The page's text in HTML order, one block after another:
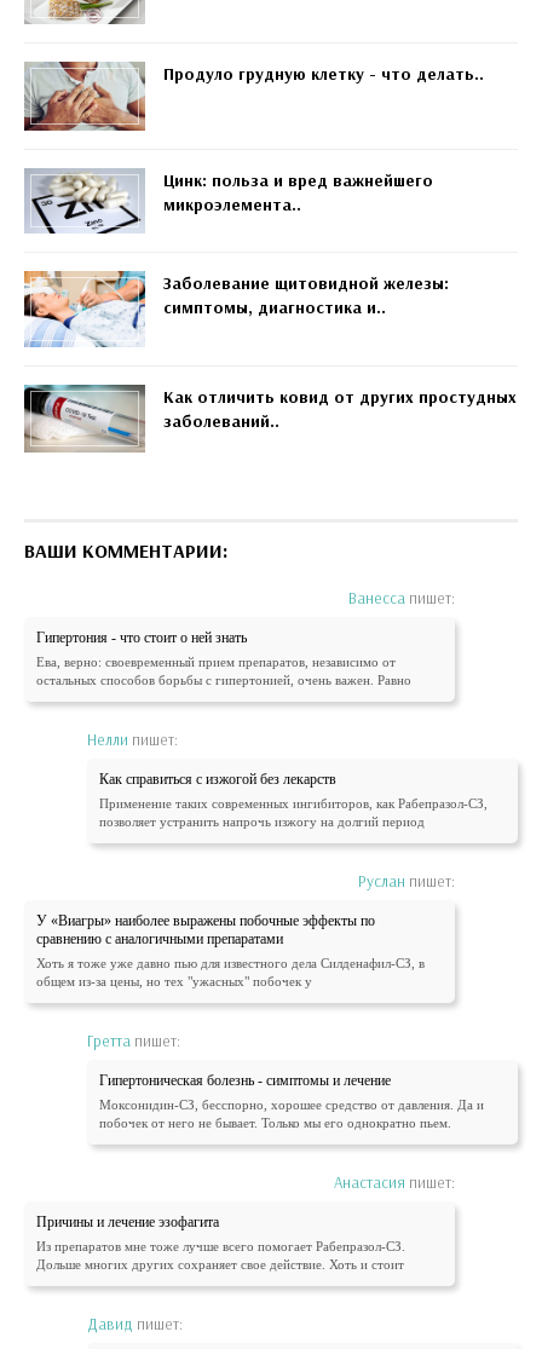
Продуло грудную клетку - что делать..
Цинк: польза и вред важнейшего
микроэлемента..
Заболевание щитовидной железы:
симптомы, диагностика и..
Как отличить ковид от других простудных
заболеваний..
ВАШИ КОММЕНТАРИИ:
Ванесса пишет:
Гипертония - что стоит о ней знать
Ева, верно: своевременный прием препаратов, независимо от
остальных способов борьбы с гипертонией, очень важен. Равно
Нелли пишет:
Как справиться с изжогой без лекарств
Применение таких современных ингибиторов, как Рабепразол-СЗ,
позволяет устранить напрочь изжогу на долгий период
Руслан пишет:
У «Виагры» наиболее выражены побочные эффекты по
сравнению с аналогичными препаратами
Хоть я тоже уже давно пью для известного дела Силденафил-СЗ, в
общем из-за цены, но тех "ужасных" побочек у
Гретта пишет:
Гипертоническая болезнь - симптомы и лечение
Моксонидин-СЗ, бесспорно, хорошее средство от давления. Да и
побочек от него не бывает. Только мы его однократно пьем.
Анастасия пишет:
Причины и лечение эзофагита
Из препаратов мне тоже лучше всего помогает Рабепразол-СЗ.
Дольше многих других сохраняет свое действие. Хоть и стоит
Давид пишет: